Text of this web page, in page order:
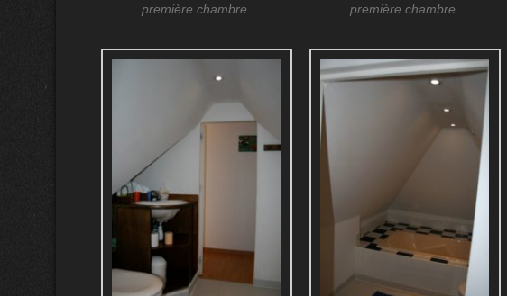
première chambre première chambre